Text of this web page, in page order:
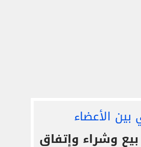
الأعضاء
وشراء وإتفاق